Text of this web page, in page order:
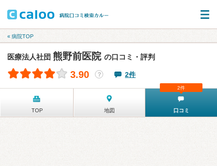
« 病院TOP
医療法人社団 熊野前医院 の口コミ・評判
3.90 ？ 2件
TOP 地図 口コミ
2件